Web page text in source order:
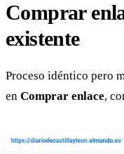
Comprar
existente
Proceso idéntico pero
en Comprar enlace,